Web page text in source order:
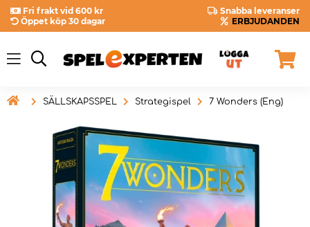
Fri frakt vid 600 kr
Snabba leveranser
Öppet köp 30 dagar
ERBJUDANDEN
 SÄLLSKAPSSPEL Strategispel 7 Wonders (Eng)